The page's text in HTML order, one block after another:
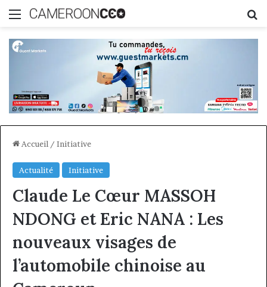
Menu
Accueil / Initiative
Actualité Initiative
Claude Le Cœur MASSOH
NDONG et Eric NANA : Les
nouveaux visages de
l’automobile chinoise au